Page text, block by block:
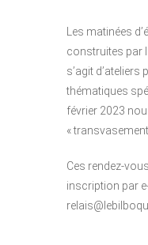
Les matinées
construites par
s’agit
thématiques
février 2023
«
Ces rendez-
inscription par